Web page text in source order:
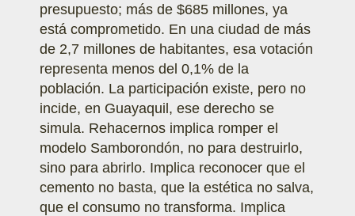
presupuesto; más de $685 millones, ya
está comprometido. En una ciudad de más
de 2,7 millones de habitantes, esa votación
representa menos del 0,1% de la
población. La participación existe, pero no
incide, en Guayaquil, ese derecho se
simula. Rehacernos implica romper el
modelo Samborondón, no para destruirlo,
sino para abrirlo. Implica reconocer que el
cemento no basta, que la estética no salva,
que el consumo no transforma. Implica